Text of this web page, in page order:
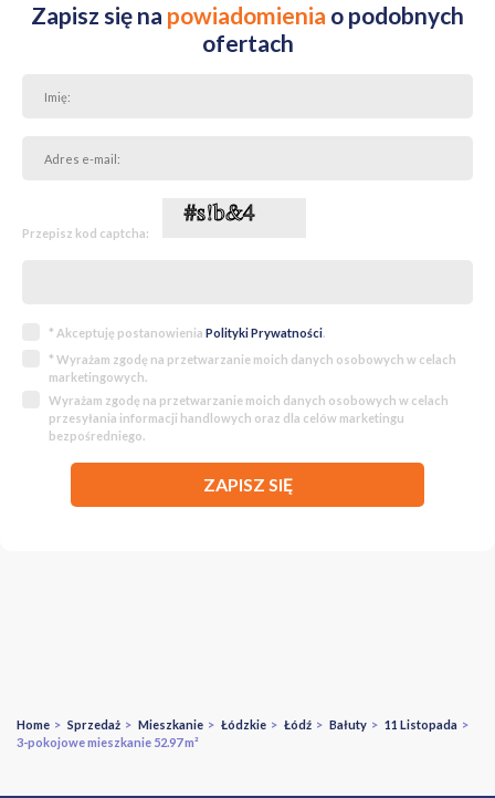
Zapisz się na powiadomienia o podobnych
ofertach
Przepisz kod captcha:
* Akceptuję postanowienia Polityki Prywatności.
* Wyrażam zgodę na przetwarzanie moich danych osobowych w celach
marketingowych.
Wyrażam zgodę na przetwarzanie moich danych osobowych w celach
przesyłania informacji handlowych oraz dla celów marketingu
bezpośredniego.
ZAPISZ SIĘ
Home > Sprzedaż > Mieszkanie > Łódzkie > Łódź > Bałuty > 11 Listopada >
3-pokojowe mieszkanie 52.97 m²